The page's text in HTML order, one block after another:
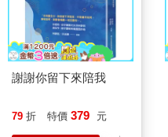
謝謝你留下來陪我
79 折 特價 379 元